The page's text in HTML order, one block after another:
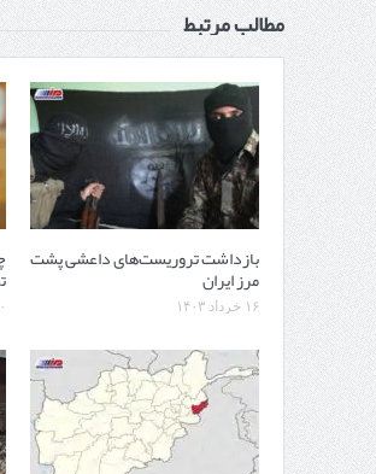
مطالب مرتبط
بازداشت تروریست‌های داعشی پشت
مرز ایران
۱۶ خرداد ۱۴۰۳ ۲۰